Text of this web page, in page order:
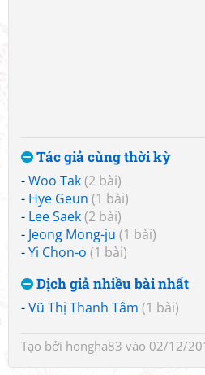
Tác giả cùng thời kỳ
-Woo Tak(2 bài)
- Hye Geun (1 bài)
- Lee Saek(2 bài)
- Jeong Mong-ju (1 bài)
-Yi Chon-o (1 bài)
Dịch giả nhiều bài nhất
-Vũ Thị Thanh Tâm (1 bài)
Tạo bởi hongha83 vào 02/12/